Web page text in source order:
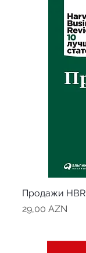
Продажи HBR
Цена
29,00 AZN